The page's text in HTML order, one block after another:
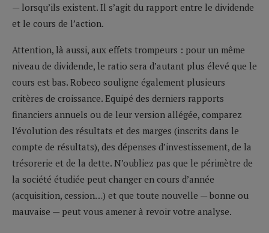
— lorsqu’ils existent. Il s’agit du rapport entre le dividende
et le cours de l’action.
Attention, là aussi, aux effets trompeurs : pour un même
niveau de dividende, le ratio sera d’autant plus élevé que le
cours est bas. Robeco souligne également plusieurs
critères de croissance. Equipé des derniers rapports
financiers annuels ou de leur version allégée, comparez
l’évolution des résultats et des marges (inscrits dans le
compte de résultats), des dépenses d’investissement, de la
trésorerie et de la dette. N’oubliez pas que le périmètre de
la société étudiée peut changer en cours d’année
(acquisition, cession…) et que toute nouvelle — bonne ou
mauvaise — peut vous amener à revoir votre analyse.